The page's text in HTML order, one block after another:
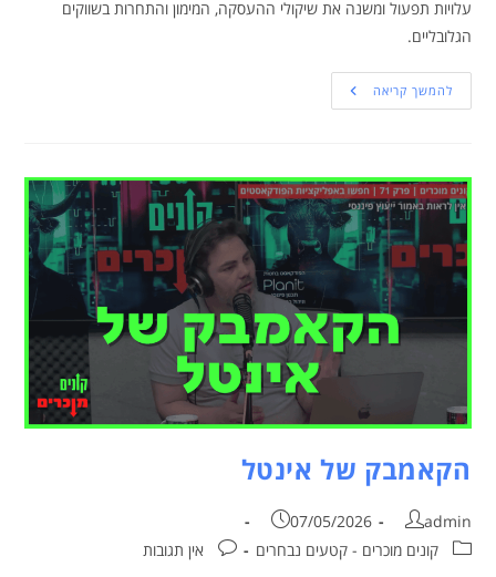
עלויות תפעול ומשנה את שיקולי ההעסקה, המימון והתחרות בשווקים
הגלובליים.
להמשך קריאה
הקאמבק של אינטל
admin
07/05/2026
קונים מוכרים - קטעים נבחרים
אין תגובות